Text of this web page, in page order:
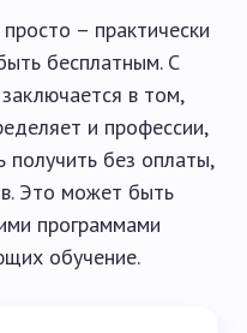
– практически
бесплатным. С
в том,
и профессии,
без оплаты,
Это может быть
программами
обучение.